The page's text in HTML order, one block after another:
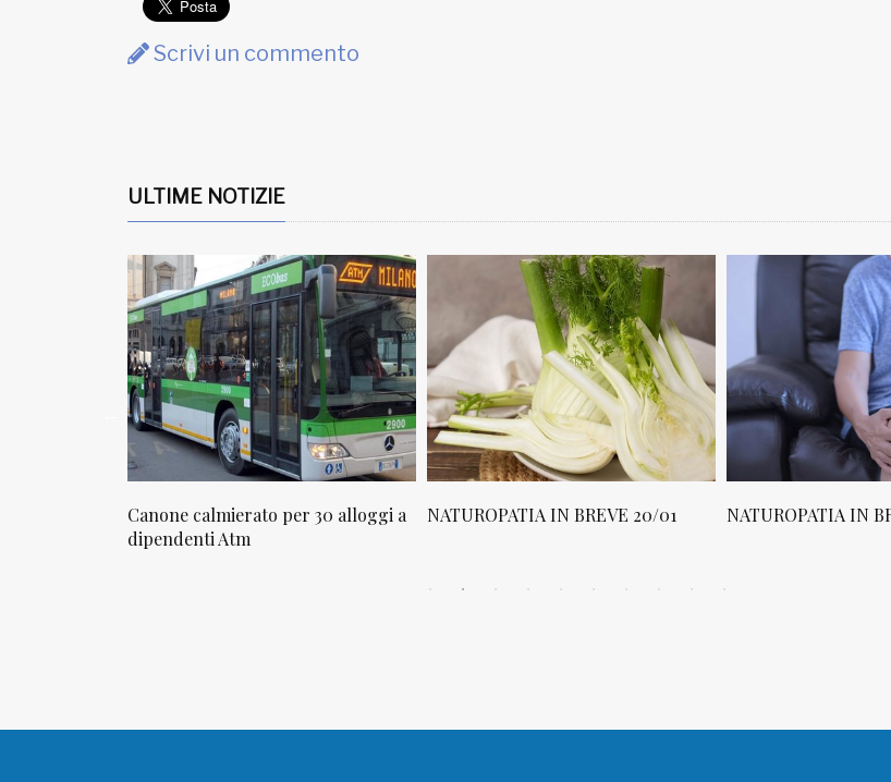
Scrivi un commento
ULTIME NOTIZIE
Canone calmierato per 30 alloggi a
dipendenti Atm
NATUROPATIA IN BREVE 20/01 NATUROPATIA IN